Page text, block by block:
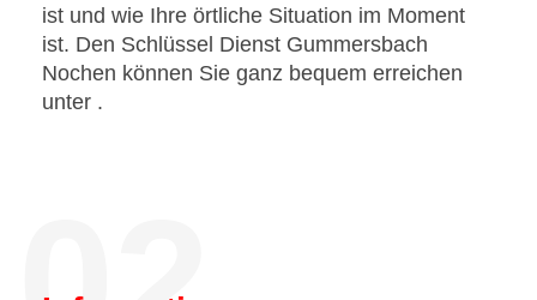
ist und wie Ihre örtliche Situation im Moment
ist. Den Schlüssel Dienst Gummersbach
Nochen können Sie ganz bequem erreichen
unter .